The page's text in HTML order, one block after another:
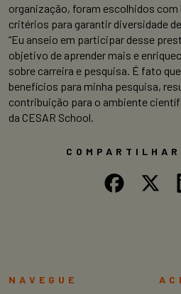
organização, foram escolhidos com
critérios para garantir diversidade
“Eu anseio em participar desse
objetivo de aprender mais e
sobre carreira e pesquisa. É fato
benefícios para minha pesquisa,
contribuição para o ambiente
da CESAR School.
NAVEGUE